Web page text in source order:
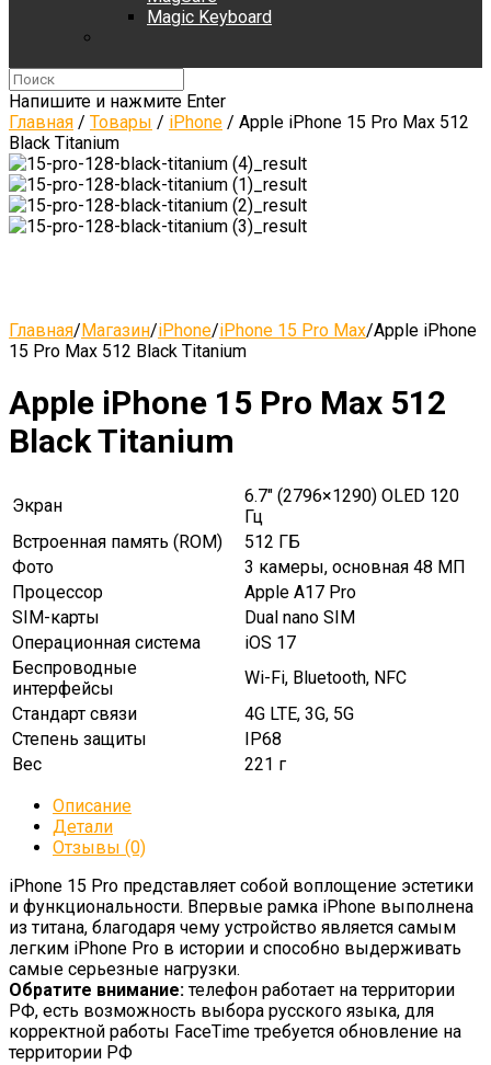
Magic Keyboard
Напишите и нажмите Enter
Главная / Товары / iPhone / Apple iPhone 15 Pro Max 512
Black Titanium
Главная/Магазин/iPhone/iPhone 15 Pro Max/Apple iPhone
15 Pro Max 512 Black Titanium
Apple iPhone 15 Pro Max 512
Black Titanium
Экран
6.7″ (2796×1290) OLED 120
Гц
Встроенная память (ROM)
512 ГБ
Фото
3 камеры, основная 48 МП
Процессор
Apple A17 Pro
SIM-карты
Dual nano SIM
Операционная система
iOS 17
Беспроводные
интерфейсы
Wi-Fi, Bluetooth, NFC
Стандарт связи
4G LTE, 3G, 5G
Степень защиты
IP68
Вес
221 г
Описание
Детали
Отзывы (0)
iPhone 15 Pro представляет собой воплощение эстетики
и функциональности. Впервые рамка iPhone выполнена
из титана, благодаря чему устройство является самым
легким iPhone Pro в истории и способно выдерживать
самые серьезные нагрузки.
Обратите внимание:телефон работает на территории
РФ, есть возможность выбора русского языка, для
корректной работы FaceTime требуется обновление на
территории РФ